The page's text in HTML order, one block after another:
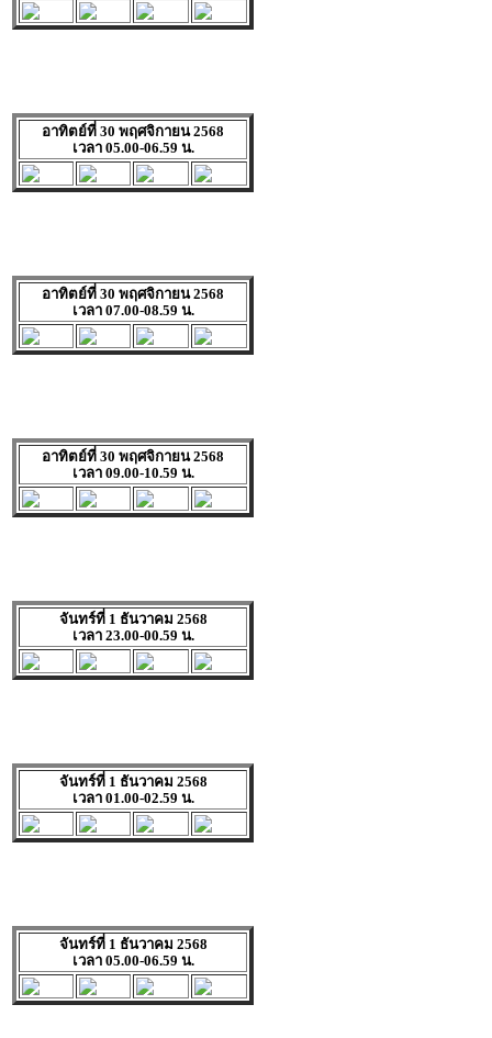
อาทิตย์ที่ 30 พฤศจิกายน 2568
เวลา 05.00-06.59 น.
อาทิตย์ที่ 30 พฤศจิกายน 2568
เวลา 07.00-08.59 น.
อาทิตย์ที่ 30 พฤศจิกายน 2568
เวลา 09.00-10.59 น.
จันทร์ที่ 1 ธันวาคม 2568
เวลา 23.00-00.59 น.
จันทร์ที่ 1 ธันวาคม 2568
เวลา 01.00-02.59 น.
จันทร์ที่ 1 ธันวาคม 2568
เวลา 05.00-06.59 น.